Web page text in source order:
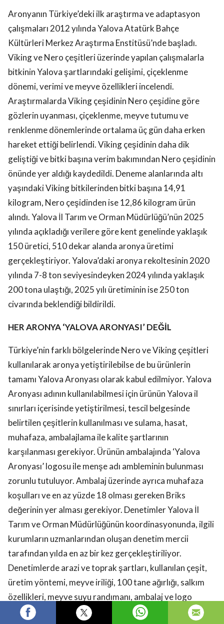
Aronyanın Türkiye’deki ilk araştırma ve adaptasyon
çalışmaları 2012 yılında Yalova Atatürk Bahçe
Kültürleri Merkez Araştırma Enstitüsü’nde başladı.
Viking ve Nero çeşitleri üzerinde yapılan çalışmalarla
bitkinin Yalova şartlarındaki gelişimi, çiçeklenme
dönemi, verimi ve meyve özellikleri incelendi.
Araştırmalarda Viking çeşidinin Nero çeşidine göre
gözlerin uyanması, çiçeklenme, meyve tutumu ve
renklenme dönemlerinde ortalama üç gün daha erken
hareket ettiği belirlendi. Viking çeşidinin daha dik
geliştiği ve bitki başına verim bakımından Nero çeşidinin
önünde yer aldığı kaydedildi. Deneme alanlarında altı
yaşındaki Viking bitkilerinden bitki başına 14,91
kilogram, Nero çeşidinden ise 12,86 kilogram ürün
alındı. Yalova İl Tarım ve Orman Müdürlüğü’nün 2025
yılında açıkladığı verilere göre kent genelinde yaklaşık
150 üretici, 510 dekar alanda aronya üretimi
gerçekleştiriyor. Yalova’daki aronya rekoltesinin 2020
yılında 7-8 ton seviyesindeyken 2024 yılında yaklaşık
200 tona ulaştığı, 2025 yılı üretiminin ise 250 ton
civarında beklendiği bildirildi.
HER ARONYA ‘YALOVA ARONYASI’ DEĞİL
Türkiye’nin farklı bölgelerinde Nero ve Viking çeşitleri
kullanılarak aronya yetiştirilebilse de bu ürünlerin
tamamı Yalova Aronyası olarak kabul edilmiyor. Yalova
Aronyası adının kullanılabilmesi için ürünün Yalova il
sınırları içerisinde yetiştirilmesi, tescil belgesinde
belirtilen çeşitlerin kullanılması ve sulama, hasat,
muhafaza, ambalajlama ile kalite şartlarının
karşılanması gerekiyor. Ürünün ambalajında ‘Yalova
Aronyası’ logosu ile menşe adı ambleminin bulunması
zorunlu tutuluyor. Ambalaj üzerinde ayrıca muhafaza
koşulları ve en az yüzde 18 olması gereken Briks
değerinin yer alması gerekiyor. Denetimler Yalova İl
Tarım ve Orman Müdürlüğünün koordinasyonunda, ilgili
kurumların uzmanlarından oluşan denetim mercii
tarafından yılda en az bir kez gerçekleştiriliyor.
Denetimlerde arazi ve toprak şartları, kullanılan çeşit,
üretim yöntemi, meyve iriliği, 100 tane ağırlığı, salkım
özellikleri, meyve suyu randımanı, ambalaj ve logo
kullanımı kontrol ediliyor. Yalova Aronyasının coğrafi